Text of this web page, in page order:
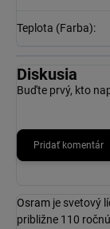
Teplota (Farba):
Diskusia
Buďte prvý, kto
Pridať komentár
Osram je svetový
približne 110